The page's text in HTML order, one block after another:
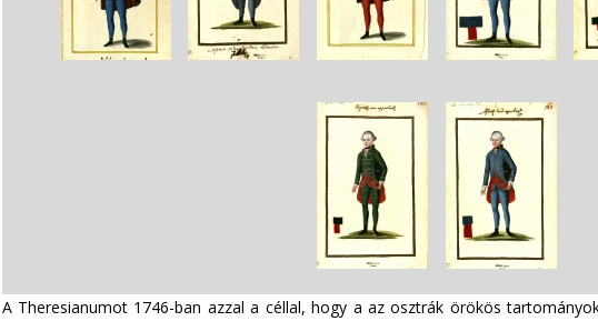
A Theresianumot 1746-ban azzal a céllal, hogy a az osztrák örökös